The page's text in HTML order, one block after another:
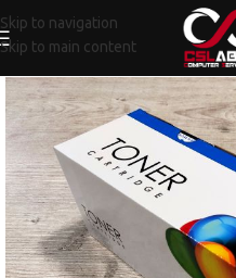
Skip to navigation
Skip to main content